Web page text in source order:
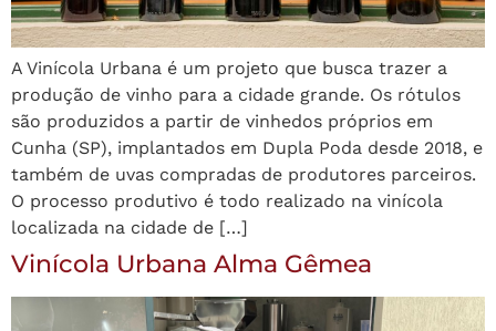
A Vinícola Urbana é um projeto que busca trazer a
produção de vinho para a cidade grande. Os rótulos
são produzidos a partir de vinhedos próprios em
Cunha (SP), implantados em Dupla Poda desde 2018, e
também de uvas compradas de produtores parceiros.
O processo produtivo é todo realizado na vinícola
localizada na cidade de […]
Vinícola Urbana Alma Gêmea